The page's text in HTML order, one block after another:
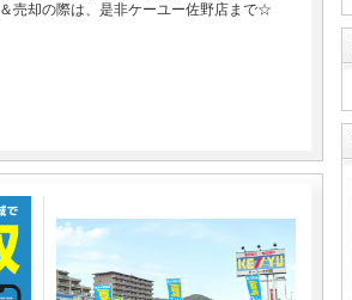
売却の際は、是非ケーユー佐野店まで☆